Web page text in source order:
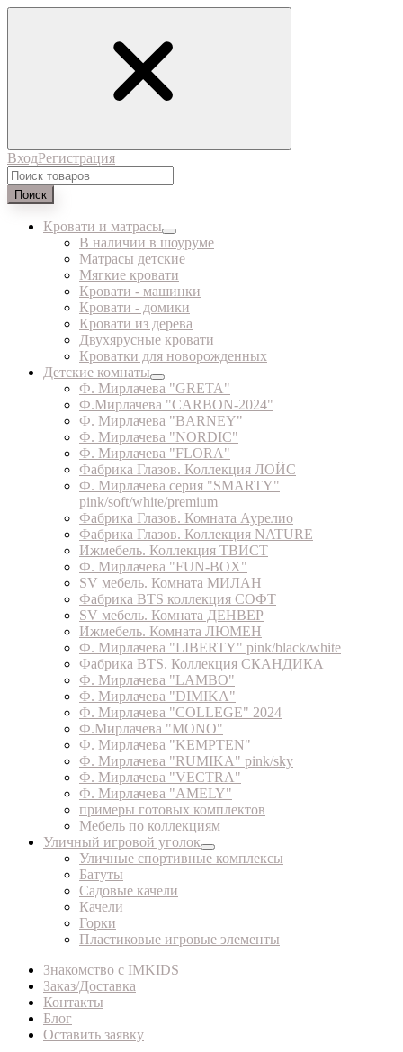
ВходРегистрация
Поиск
Кровати и матрасы
В наличии в шоуруме
Матрасы детские
Мягкие кровати
Кровати - машинки
Кровати - домики
Кровати из дерева
Двухярусные кровати
Кроватки для новорожденных
Детские комнаты
Ф. Мирлачева "GRETA"
Ф.Мирлачева "CARBON-2024"
Ф. Мирлачева "BARNEY"
Ф. Мирлачева "NORDIC"
Ф. Мирлачева "FLORA"
Фабрика Глазов. Коллекция ЛОЙС
Ф. Мирлачева серия "SMARTY"
pink/soft/white/premium
Фабрика Глазов. Комната Аурелио
Фабрика Глазов. Коллекция NATURE
Ижмебель. Коллекция ТВИСТ
Ф. Мирлачева "FUN-BOX"
SV мебель. Комната МИЛАН
Фабрика BTS коллекция СОФТ
SV мебель. Комната ДЕНВЕР
Ижмебель. Комната ЛЮМЕН
Ф. Мирлачева "LIBERTY" pink/black/white
Фабрика BTS. Коллекция СКАНДИКА
Ф. Мирлачева "LAMBO"
Ф. Мирлачева "DIMIKA"
Ф. Мирлачева "COLLEGE" 2024
Ф.Мирлачева "MONO"
Ф. Мирлачева "KEMPTEN"
Ф. Мирлачева "RUMIKA" pink/sky
Ф. Мирлачева "VECTRA"
Ф. Мирлачева "AMELY"
примеры готовых комплектов
Мебель по коллекциям
Уличный игровой уголок
Уличные спортивные комплексы
Батуты
Садовые качели
Качели
Горки
Пластиковые игровые элементы
Знакомство с IMKIDS
Заказ/Доставка
Контакты
Блог
Оставить заявку